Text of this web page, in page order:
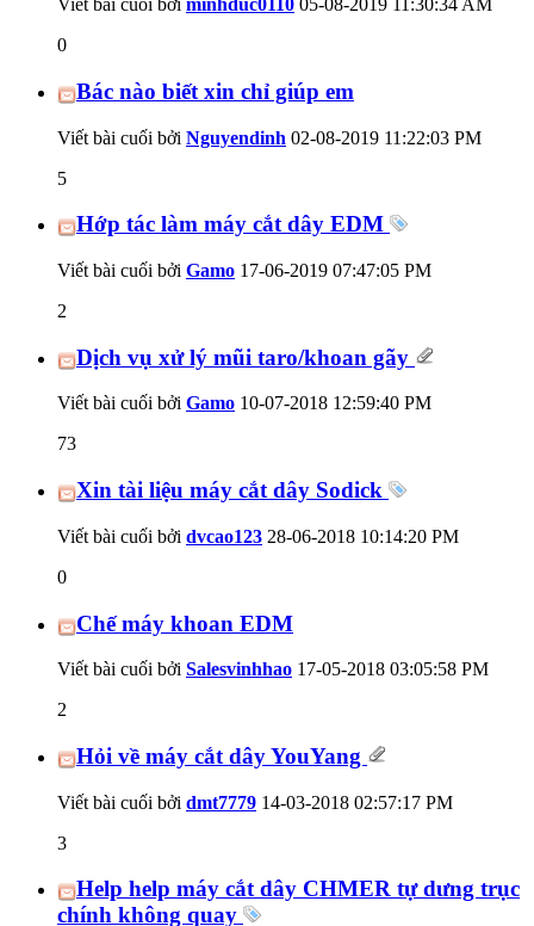
Viết bài cuối bởi minhduc0110 05-08-2019 11:30:34 AM
0
Bác nào biết xin chỉ giúp em
Viết bài cuối bởi Nguyendinh 02-08-2019 11:22:03 PM
5
Hớp tác làm máy cắt dây EDM
Viết bài cuối bởi Gamo 17-06-2019 07:47:05 PM
2
Dịch vụ xử lý mũi taro/khoan gãy
Viết bài cuối bởi Gamo 10-07-2018 12:59:40 PM
73
Xin tài liệu máy cắt dây Sodick
Viết bài cuối bởi dvcao123 28-06-2018 10:14:20 PM
0
Chế máy khoan EDM
Viết bài cuối bởi Salesvinhhao 17-05-2018 03:05:58 PM
2
Hỏi về máy cắt dây YouYang
Viết bài cuối bởi dmt7779 14-03-2018 02:57:17 PM
3
Help help máy cắt dây CHMER tự dưng trục
chính không quay